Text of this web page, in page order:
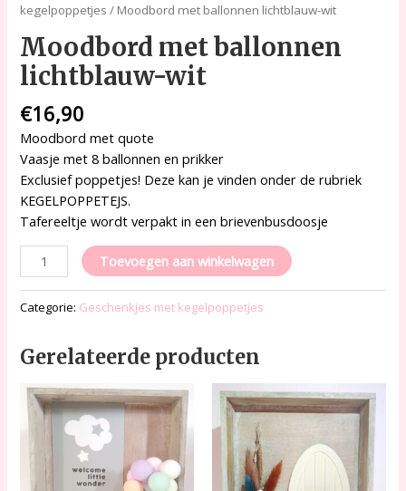
kegelpoppetjes / Moodbord met ballonnen lichtblauw-wit
Moodbord met ballonnen
lichtblauw-wit
€16,90
Moodbord met quote
Vaasje met 8 ballonnen en prikker
Exclusief poppetjes! Deze kan je vinden onder de rubriek
KEGELPOPPETEJS.
Tafereeltje wordt verpakt in een brievenbusdoosje
Toevoegen aan winkelwagen
Categorie: Geschenkjes met kegelpoppetjes
Gerelateerde producten